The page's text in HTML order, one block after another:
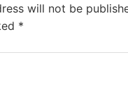
will not be
*